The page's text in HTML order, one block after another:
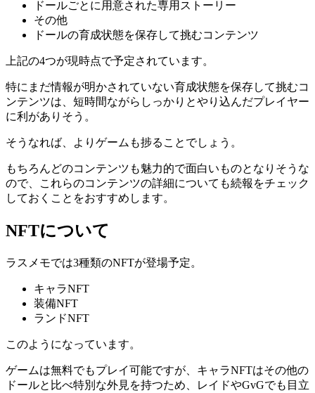
ドールごとに用意された専用ストーリー
その他
ドールの育成状態を保存して挑むコンテンツ
上記の4つが現時点で予定されています。
特にまだ情報が明かされていない育成状態を保存して挑むコ
ンテンツは、短時間ながらしっかりとやり込んだプレイヤー
に利がありそう。
そうなれば、よりゲームも捗ることでしょう。
もちろんどのコンテンツも魅力的で面白いものとなりそうな
ので、これらのコンテンツの詳細についても続報をチェック
しておくことをおすすめします。
NFTについて
ラスメモでは3種類のNFTが登場予定。
キャラNFT
装備NFT
ランドNFT
このようになっています。
ゲームは無料でもプレイ可能ですが、キャラNFTはその他の
ドールと比べ特別な外見を持つため、レイドやGvGでも目立